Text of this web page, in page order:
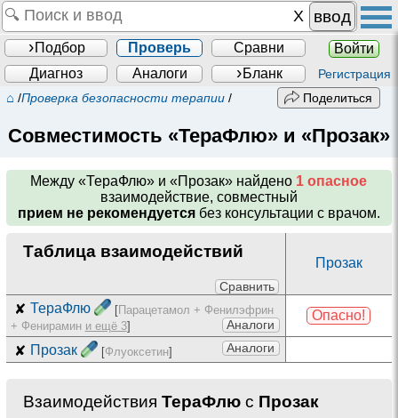
ввод
Подбор Проверь Сравни
Войти
Диагноз
Аналоги Бланк Регистрация
⌂ /Проверка безопасности терапии / Поделиться
Совместимость «ТераФлю» и «Прозак»
Между«ТераФлю» и «Прозак» найдено 1 опасное
взаимодействие, совместный
прием не рекомендуетсябез консультации с врачом.
Таблица взаимодействий
Сравнить
Прозак
✘ ТераФлю [Парацетамол + Фенилэфрин
+ Фенирамин и ещё 3] Аналоги
Опасно!
✘ Прозак [Флуоксетин] Аналоги
Взаимодействия ТераФлю с Прозак